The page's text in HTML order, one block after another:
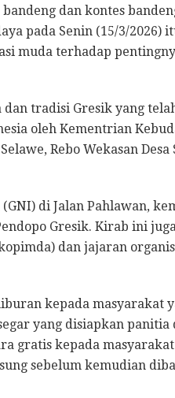
dan kontes
pada Senin (15/3/2026)
muda terhadap
tradisi Gresik yang
oleh Kementrian
Rebo Wekasan Desa
di Jalan Pahlawan,
Gresik. Kirab ini
dan jajaran
kepada masyarakat
yang disiapkan panitia
gratis kepada
sebelum kemudian